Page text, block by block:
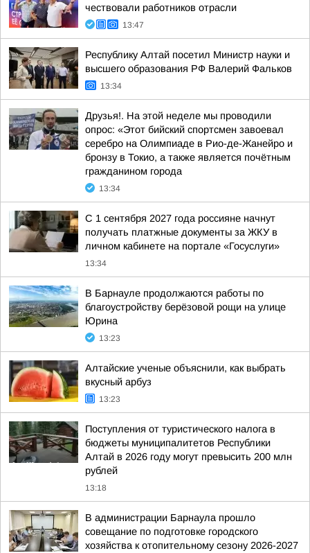
чествовали работников отрасли
13:47
Республику Алтай посетил Министр науки и
высшего образования РФ Валерий Фальков
13:34
Друзья!. На этой неделе мы проводили
опрос: «Этот бийский спортсмен завоевал
серебро на Олимпиаде в Рио-де-Жанейро и
бронзу в Токио, а также является почётным
гражданином города
13:34
С 1 сентября 2027 года россияне начнут
получать платжные документы за ЖКУ в
личном кабинете на портале «Госуслуги»
13:34
В Барнауле продолжаются работы по
благоустройству берёзовой рощи на улице
Юрина
13:23
Алтайские ученые объяснили, как выбрать
вкусный арбуз
13:23
Поступления от туристического налога в
бюджеты муниципалитетов Республики
Алтай в 2026 году могут превысить 200 млн
рублей
13:18
В администрации Барнаула прошло
совещание по подготовке городского
хозяйства к отопительному сезону 2026-2027